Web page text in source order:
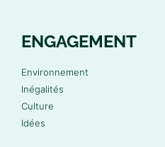
ENGAGEMENT
Environnement
Inégalités
Culture
Idées